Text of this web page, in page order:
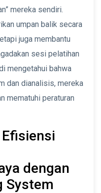
mereka sendiri.
umpan balik secara
juga membantu
sesi pelatihan
mengetahui bahwa
dan dianalisis, mereka
mematuhi peraturan
dengan
System